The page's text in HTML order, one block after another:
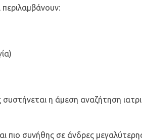
η άμεση αναζήτηση
πιο συνήθης σε άνδρες